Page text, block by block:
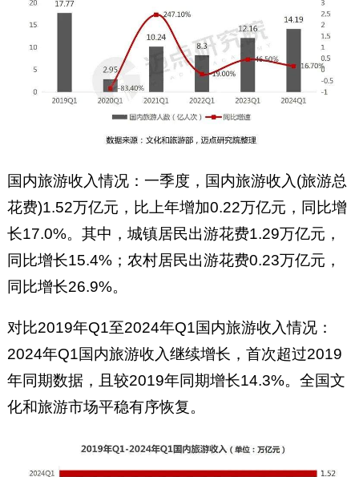
国内旅游收入情况：一季度，国内旅游收入(旅游总
花费)1.52万亿元，比上年增加0.22万亿元，同比增
长17.0%。其中，城镇居民出游花费1.29万亿元，
同比增长15.4%；农村居民出游花费0.23万亿元，
同比增长26.9%。
对比2019年Q1至2024年Q1国内旅游收入情况：
2024年Q1国内旅游收入继续增长，首次超过2019
年同期数据，且较2019年同期增长14.3%。全国文
化和旅游市场平稳有序恢复。